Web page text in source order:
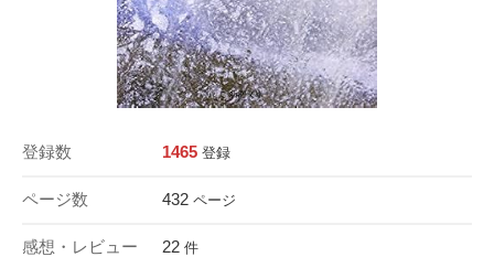
登録数 1465 登録
ページ数 432 ページ
感想・レビュー 22 件